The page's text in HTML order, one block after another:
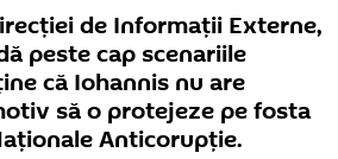
de Informaţii Externe,
peste cap scenariile
că Iohannis nu are
să o protejeze pe fosta
Anticorupţie.